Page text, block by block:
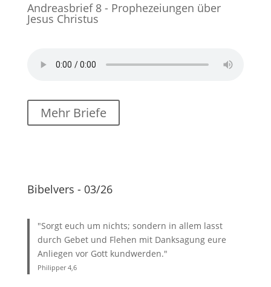
Andreasbrief 8 - Prophezeiungen über
Jesus Christus
Mehr Briefe
Bibelvers - 03/26
"Sorgt euch um nichts; sondern in allem lasst
durch Gebet und Flehen mit Danksagung eure
Anliegen vor Gott kundwerden."
Philipper 4,6